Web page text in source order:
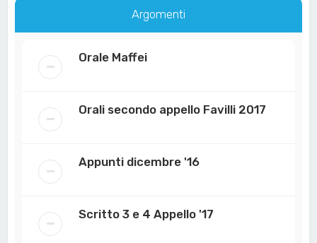
Argomenti
Orale Maffei
Orali secondo appello Favilli 2017
Appunti dicembre '16
Scritto 3 e 4 Appello '17